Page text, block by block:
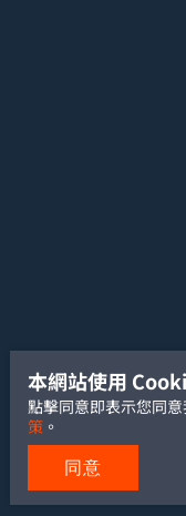
本網站使用
點擊同意即表示您同
策。
同意